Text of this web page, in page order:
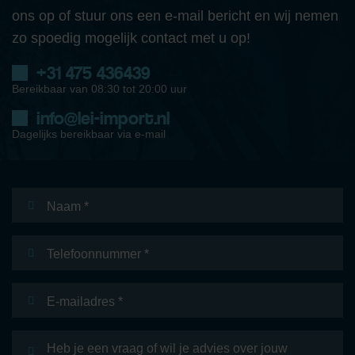
ons op of stuur ons een e-mail bericht en wij nemen
zo spoedig mogelijk contact met u op!
+31 475 436439
Bereikbaar van 08:30 tot 20:00 uur
info@lei-import.nl
Dagelijks bereikbaar via e-mail
mailadres *